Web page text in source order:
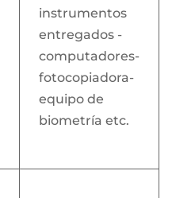
instrumentos
entregados -
computadores-
fotocopiadora-
equipo de
biometría etc.